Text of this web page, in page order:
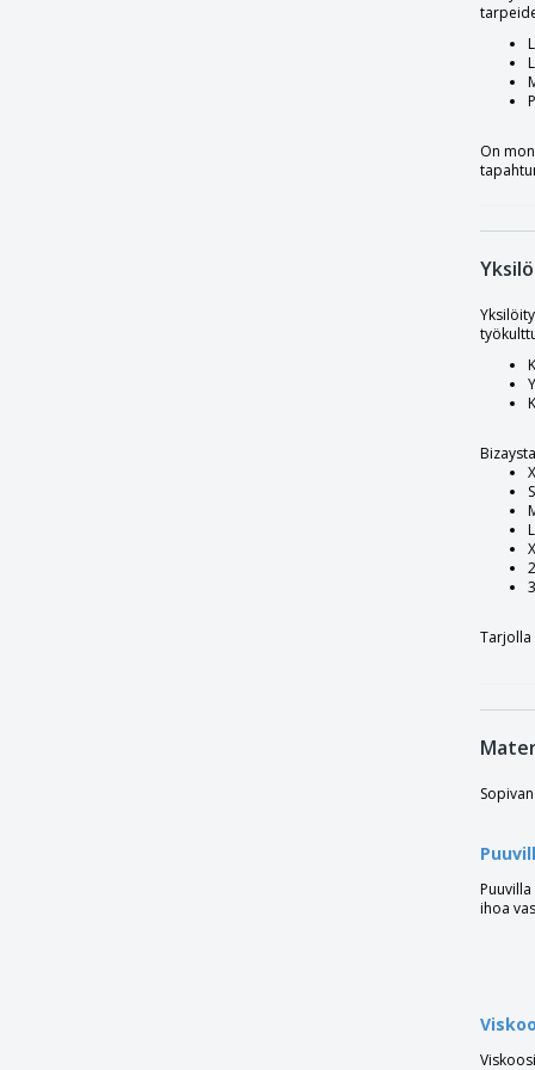
On
S
L
Tarjolla
ihoa